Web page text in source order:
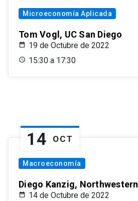
Microeconomía Aplicada
Tom Vogl, UC San Diego
19 de Octubre de 2022
15:30 a 17:30
14 OCT
Macroeconomía
Diego Kanzig, Northwestern
14 de Octubre de 2022